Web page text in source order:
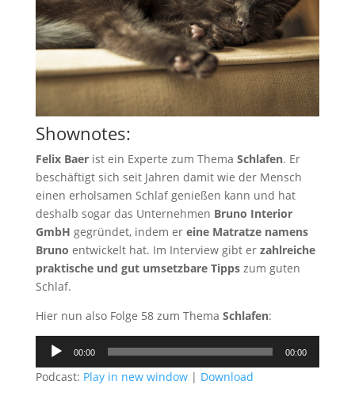
Shownotes:
Felix Baerist ein Experte zum Thema Schlafen. Er
beschäftigt sich seit Jahren damit wie der Mensch
einen erholsamen Schlaf genießen kann und hat
deshalb sogar das Unternehmen Bruno Interior
GmbH gegründet, indem er eine Matratze namens
Bruno entwickelt hat. Im Interview gibt er zahlreiche
praktische und gut umsetzbare Tippszum guten
Schlaf.
Hier nun also Folge 58 zum Thema Schlafen:
Audio-
Player
00:00 00:00
Podcast: Play in new window| Download